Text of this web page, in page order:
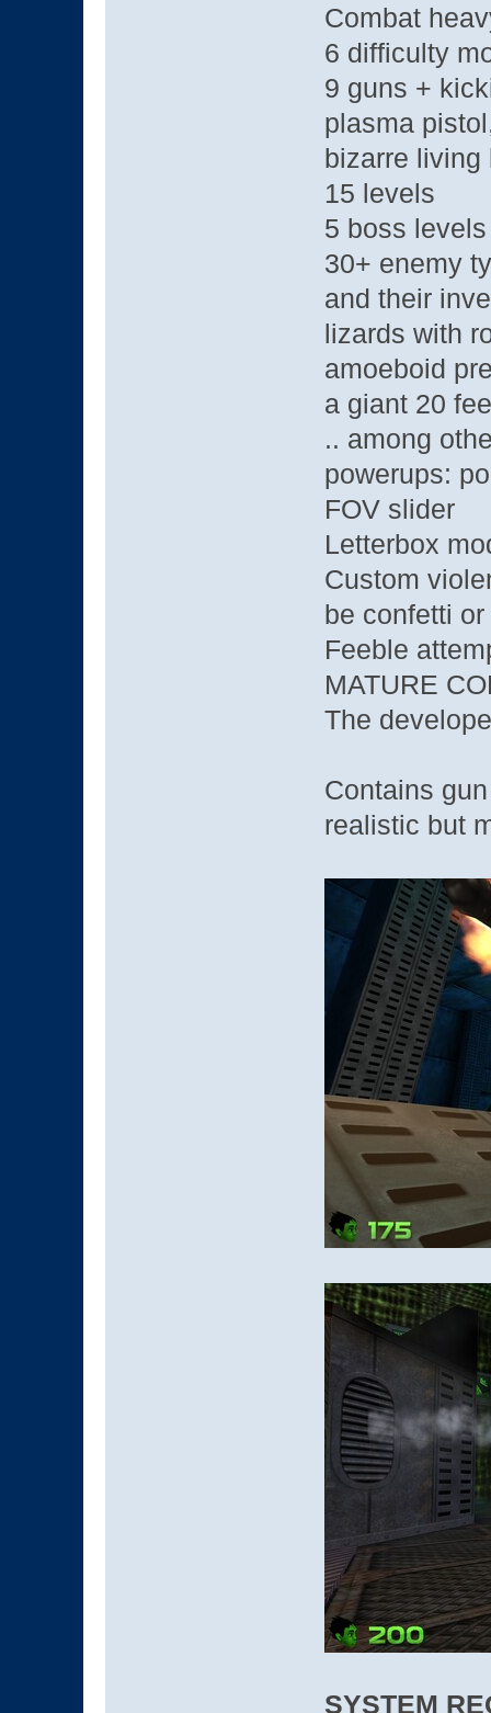
Combat
6 difficulty
9 guns +
plasma
bizarre living
15 levels
5 boss levels
30+ enemy
and their
lizards with
amoeboid
a giant 20
.. among
powerups:
FOV slider
Letterbox
Custom
be confetti
Feeble
MATURE
The
Contains
realistic but
SYSTEM